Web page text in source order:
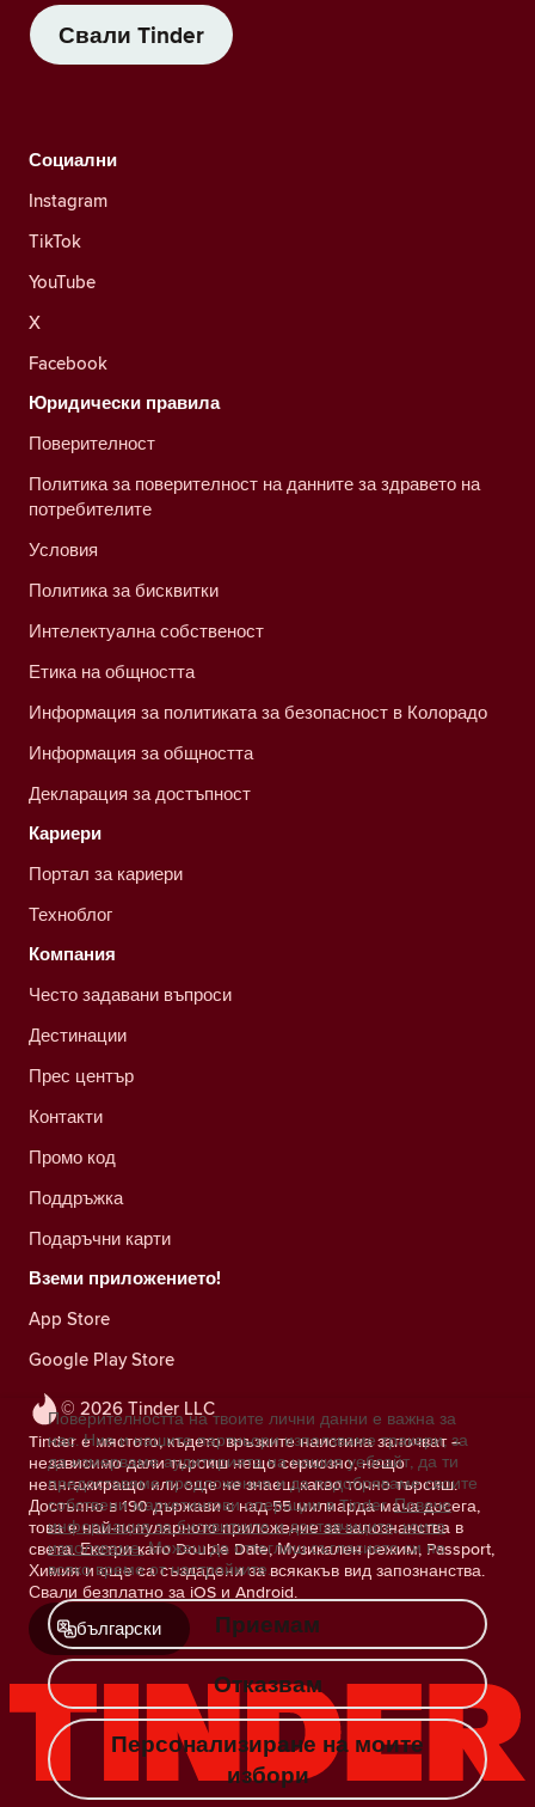
Свали Tinder
© 2026 Tinder LLC
Tinder е мястото, където връзките наистина започват –
независимо дали търсиш нещо сериозно, нещо
неангажиращо или още не знаеш какво точно търсиш.
Достъпно в 190 държави с над 55 милиарда мача досега,
това е най-популярното приложение за запознанства в
света. Екстри като Double Date, Музикален режим, Passport,
Химия и още са създадени за всякакъв вид запознанства.
Свали безплатно за iOS и Android.
български
Социални
Instagram
TikTok
YouTube
X
Facebook
Юридически правила
Поверителност
Политика за поверителност на данните за здравето на
потребителите
Условия
Политика за бисквитки
Интелектуална собственост
Етика на общността
Информация за политиката за безопасност в Колорадо
Информация за общността
Декларация за достъпност
Кариери
Портал за кариери
Техноблог
Компания
Често задавани въпроси
Дестинации
Прес център
Контакти
Промо код
Поддръжка
Подаръчни карти
Вземи приложението!
App Store
Google Play Store
Поверителността на твоите лични данни е важна за
нас. Ние и нашите партньори използваме тракери, за
да измерваме аудиторията на нашия уебсайт, да ти
предоставяме предложения и да подобряваме своите
собствени маркетингови операции в Tinder. Повече
информация за бисквитките и доставчиците, които
използваме. Можеш да оттеглиш съгласието си по
всяко време от настройките.
Приемам
Отказвам
Персонализиране на моите
избори